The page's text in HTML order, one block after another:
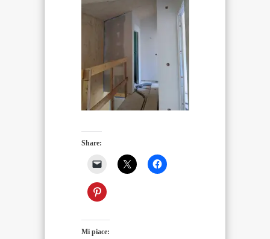
Share:
Mi piace: